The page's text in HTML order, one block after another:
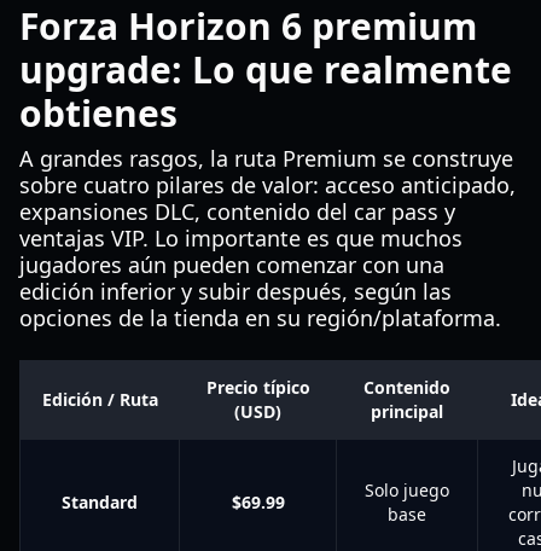
Forza Horizon 6 premium
upgrade: Lo que realmente
obtienes
A grandes rasgos, la ruta Premium se construye
sobre cuatro pilares de valor: acceso anticipado,
expansiones DLC, contenido del car pass y
ventajas VIP. Lo importante es que muchos
jugadores aún pueden comenzar con una
edición inferior y subir después, según las
opciones de la tienda en su región/plataforma.
Edición / Ruta
Precio típico
(USD)
Contenido
principal
Standard $69.99
Solo juego
base